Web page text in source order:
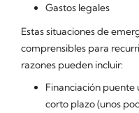
Gastos legales
Estas situaciones de
comprensibles para
razones pueden incluir:
Financiación puente
corto plazo (unos